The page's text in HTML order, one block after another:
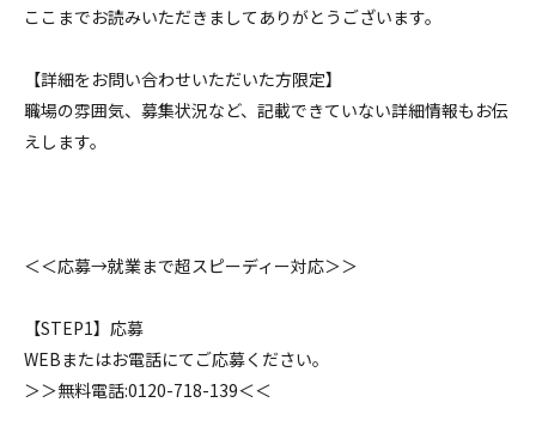
ここまでお読みいただきましてありがとうございます。
【詳細をお問い合わせいただいた方限定】
職場の雰囲気、募集状況など、記載できていない詳細情報もお伝
えします。
＜＜応募→就業まで超スピーディー対応＞＞
【STEP1】応募
WEBまたはお電話にてご応募ください。
＞＞無料電話:0120-718-139＜＜